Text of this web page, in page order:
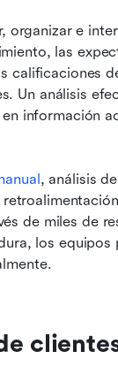
organizar e
las
calificaciones
Un análisis
información
, análisis
de miles de
los equipos